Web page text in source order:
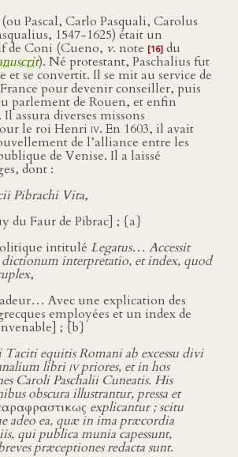
(ou Pascal, Carlo Pasquali, Carolus
1547-1625) était un
de Coni (Cueno, v. note [16] du
). Né protestant, Paschalius fut
et se convertit. Il se mit au service de
pour devenir conseiller, puis
parlement de Rouen, et enfin
assura diverses missons
le roi Henri iv. En 1603, il avait
de l’alliance entre les
de Venise. Il a laissé
dont :
Pibrachi Vita,
du Faur de Pibrac] ; {a}
intitulé Legatus… Accessit
interpretatio, et index, quod
,
Avec une explication des
employées et un index de
; {b}
equitis Romani ab excessu divi
libriivpriores, et in hos
Caroli Paschalii Cuneatis. His
obscura illustrantur, pressa et
explicantur ; scitu
adeo ea, quæ in ima præcordia
qui publica munia capessunt,
præceptiones redacta sunt.